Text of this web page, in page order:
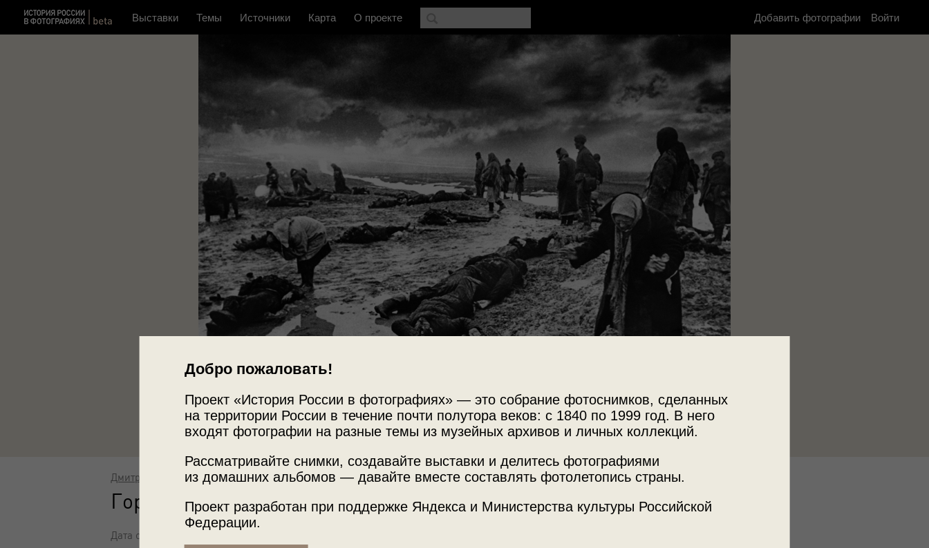
Добро пожаловать!
Проект «История России в фотографиях» — это собрание фотоснимков, сделанных
на территории России в течение почти полутора веков: с 1840 по 1999 год. В него
входят фотографии на разные темы из музейных архивов и личных коллекций.
Рассматривайте снимки, создавайте выставки и делитесь фотографиями
из домашних альбомов — давайте вместе составлять фотолетопись страны.
Проект разработан при поддержке Яндекса и Министерства культуры Российской
Федерации.
Выставки Темы Источники Карта О проекте Добавить фотографии Войти
МАММ / МДФ
Дмитрий Бальтерманц
Горе
Дата съемки: январь 1942